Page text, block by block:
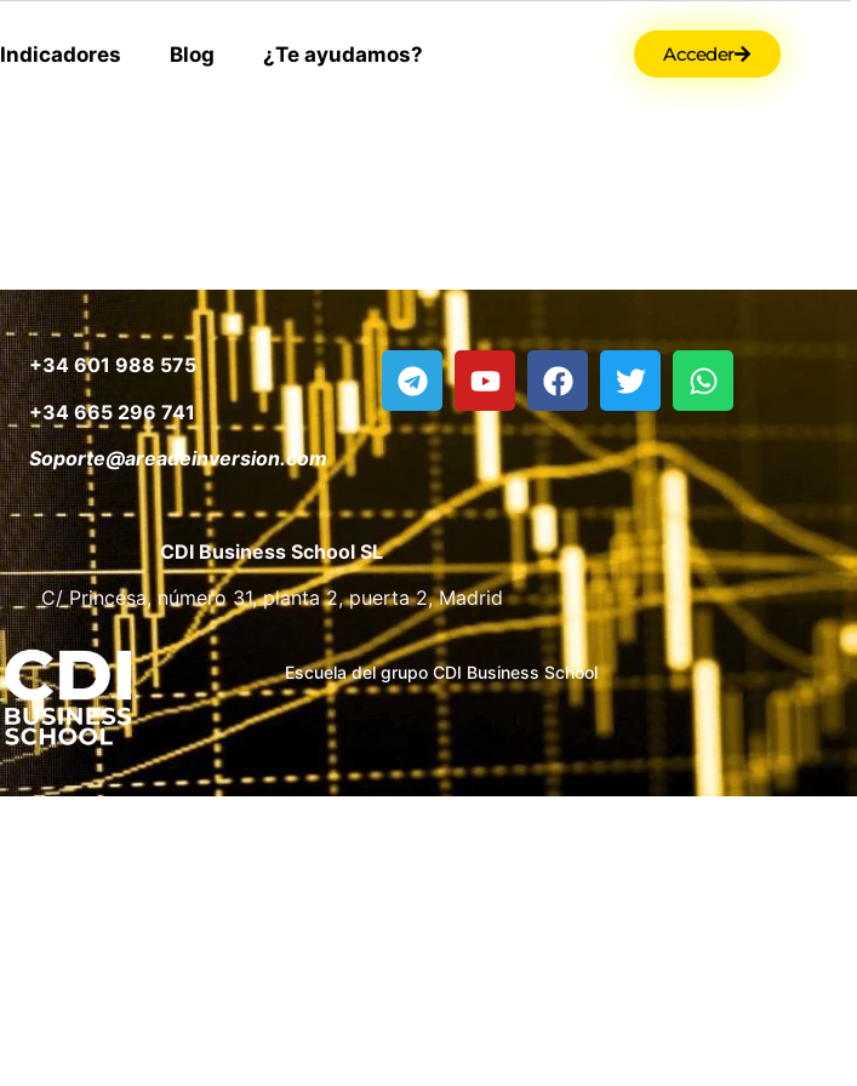
Indicadores Blog ¿Te ayudamos? Acceder
+34 601 988 575
+34 665 296 741
Soporte@areadeinversion.com
CDI Business School SL
C/ Princesa, número 31, planta 2, puerta 2, Madrid
Escuela del grupo CDI Business School